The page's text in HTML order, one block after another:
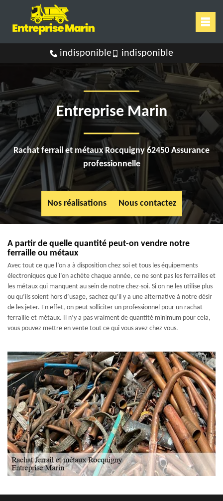
indisponible indisponible
Entreprise Marin
Rachat ferrail et métaux Rocquigny 62450 Assurance
professionnelle
Nos réalisations Nous contactez
A partir de quelle quantité peut-on vendre notre
ferraille ou métaux
Avec tout ce que l’on a à disposition chez soi et tous les équipements
électroniques que l’on achète chaque année, ce ne sont pas les ferrailles et
les métaux qui manquent au sein de notre chez-soi. Si on ne les utilise plus
ou qu’ils soient hors d’usage, sachez qu’il y a une alternative à notre désir
de les jeter. En effet, on peut solliciter un professionnel pour un rachat
ferraille et métaux. Il n’y a pas vraiment de quantité minimum pour cela,
vous pouvez mettre en vente tout ce qui vous avez chez vous.